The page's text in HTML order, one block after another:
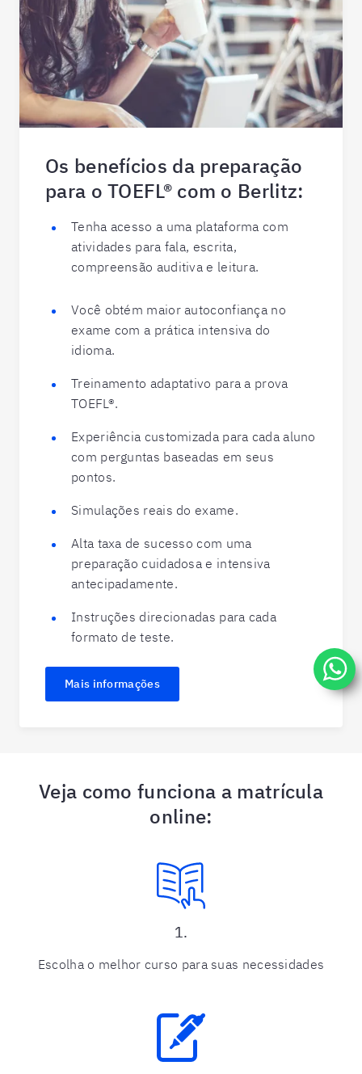
Os benefícios da preparação
para o TOEFL® com o Berlitz:
Tenha acesso a uma plataforma com
atividades para fala, escrita,
compreensão auditiva e leitura.
Você obtém maior autoconfiança no
exame com a prática intensiva do
idioma.
Treinamento adaptativo para a prova
TOEFL®.
Experiência customizada para cada aluno
com perguntas baseadas em seus
pontos.
Simulações reais do exame.
Alta taxa de sucesso com uma
preparação cuidadosa e intensiva
antecipadamente.
Instruções direcionadas para cada
formato de teste.
Mais informações
Veja como funciona a matrícula
online:
1.
Escolha o melhor curso para suas necessidades